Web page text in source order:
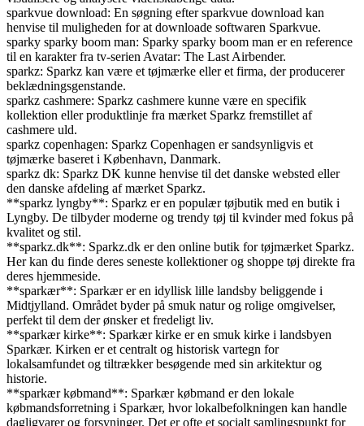
sparkvue download: En søgning efter sparkvue download kan
henvise til muligheden for at downloade softwaren Sparkvue.
sparky sparky boom man: Sparky sparky boom man er en reference
til en karakter fra tv-serien Avatar: The Last Airbender.
sparkz: Sparkz kan være et tøjmærke eller et firma, der producerer
beklædningsgenstande.
sparkz cashmere: Sparkz cashmere kunne være en specifik
kollektion eller produktlinje fra mærket Sparkz fremstillet af
cashmere uld.
sparkz copenhagen: Sparkz Copenhagen er sandsynligvis et
tøjmærke baseret i København, Danmark.
sparkz dk: Sparkz DK kunne henvise til det danske websted eller
den danske afdeling af mærket Sparkz.
**sparkz lyngby**: Sparkz er en populær tøjbutik med en butik i
Lyngby. De tilbyder moderne og trendy tøj til kvinder med fokus på
kvalitet og stil.
**sparkz.dk**: Sparkz.dk er den online butik for tøjmærket Sparkz.
Her kan du finde deres seneste kollektioner og shoppe tøj direkte fra
deres hjemmeside.
**sparkær**: Sparkær er en idyllisk lille landsby beliggende i
Midtjylland. Området byder på smuk natur og rolige omgivelser,
perfekt til dem der ønsker et fredeligt liv.
**sparkær kirke**: Sparkær kirke er en smuk kirke i landsbyen
Sparkær. Kirken er et centralt og historisk vartegn for
lokalsamfundet og tiltrækker besøgende med sin arkitektur og
historie.
**sparkær købmand**: Sparkær købmand er den lokale
købmandsforretning i Sparkær, hvor lokalbefolkningen kan handle
dagligvarer og forsyninger. Det er ofte et socialt samlingspunkt for